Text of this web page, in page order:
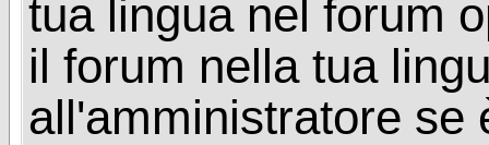
tua lingua nel forum
il forum nella tua
all'amministratore se